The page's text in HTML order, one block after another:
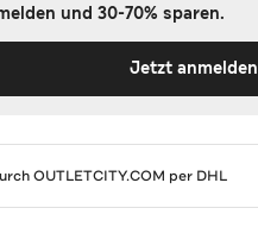
und 30-70% sparen.
Jetzt anmelden
OUTLETCITY.COM per DHL